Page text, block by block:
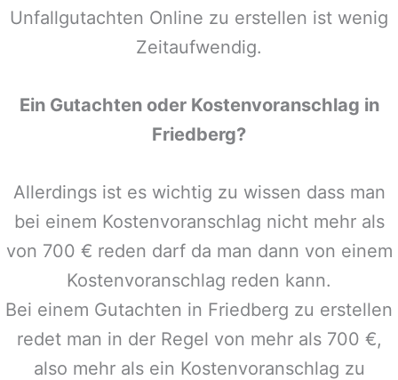
Unfallgutachten Online zu erstellen ist wenig
Zeitaufwendig.
Ein Gutachten oder Kostenvoranschlag in
Friedberg?
Allerdings ist es wichtig zu wissen dass man
bei einem Kostenvoranschlag nicht mehr als
von 700 € reden darf da man dann von einem
Kostenvoranschlag reden kann.
Bei einem Gutachten in Friedberg zu erstellen
redet man in der Regel von mehr als 700 €,
also mehr als ein Kostenvoranschlag zu